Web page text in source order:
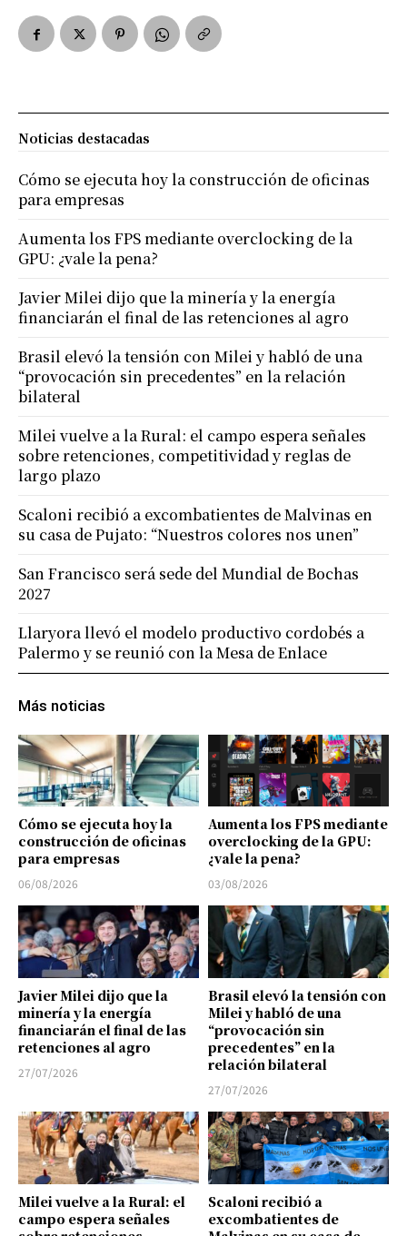
Más noticias
Cómo se ejecuta hoy la
construcción de oficinas
para empresas
06/08/2026
Aumenta los FPS mediante
overclocking de la GPU:
¿vale la pena?
03/08/2026
Javier Milei dijo que la
minería y la energía
financiarán el final de las
retenciones al agro
27/07/2026
Brasil elevó la tensión con
Milei y habló de una
“provocación sin
precedentes” en la
relación bilateral
27/07/2026
Milei vuelve a la Rural: el
campo espera señales
Scaloni recibió a
excombatientes de
Noticias destacadas
Cómo se ejecuta hoy la construcción de oficinas
para empresas
Aumenta los FPS mediante overclocking de la
GPU: ¿vale la pena?
Javier Milei dijo que la minería y la energía
financiarán el final de las retenciones al agro
Brasil elevó la tensión con Milei y habló de una
“provocación sin precedentes” en la relación
bilateral
Milei vuelve a la Rural: el campo espera señales
sobre retenciones, competitividad y reglas de
largo plazo
Scaloni recibió a excombatientes de Malvinas en
su casa de Pujato: “Nuestros colores nos unen”
San Francisco será sede del Mundial de Bochas
2027
Llaryora llevó el modelo productivo cordobés a
Palermo y se reunió con la Mesa de Enlace